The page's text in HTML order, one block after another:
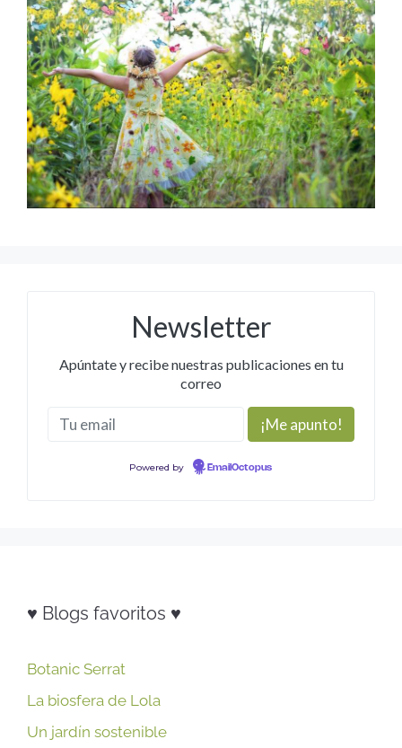
Newsletter
Apúntate y recibe nuestras publicaciones en tu
correo
Powered by EmailOctopus
♥ Blogs favoritos ♥
Botanic Serrat
La biosfera de Lola
Un jardín sostenible